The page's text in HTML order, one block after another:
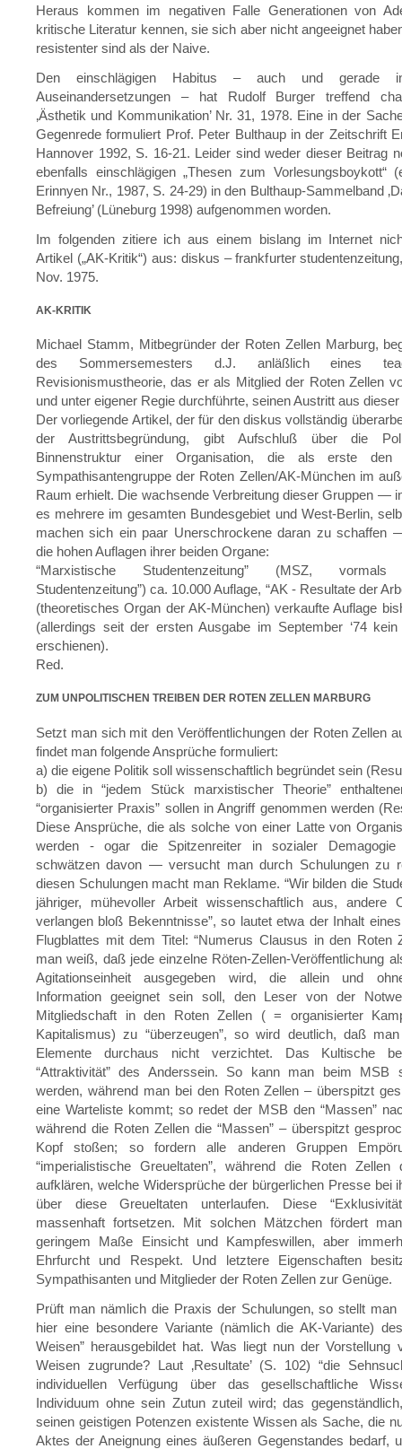
Heraus kommen im negativen Falle Generationen von
kritische Literatur kennen, sie sich aber nicht angeeignet
resistenter sind als der Naive.
Den einschlägigen Habitus – auch und gerade
Auseinandersetzungen – hat Rudolf Burger treffend
‚Ästhetik und Kommunikation’ Nr. 31, 1978. Eine in der
Gegenrede formuliert Prof. Peter Bulthaup in der Zeitschrift
Hannover 1992, S. 16-21. Leider sind weder dieser Beitrag
ebenfalls einschlägigen „Thesen zum Vorlesungsboykott“
Erinnyen Nr., 1987, S. 24-29) in den Bulthaup-Sammelband
Befreiung’ (Lüneburg 1998) aufgenommen worden.
Im folgenden zitiere ich aus einem bislang im Internet
Artikel („AK-Kritik“) aus: diskus – frankfurter
Nov. 1975.
AK-KRITIK
Michael Stamm, Mitbegründer der Roten Zellen Marburg,
des Sommersemesters d.J. anläßlich eines
Revisionismustheorie, das er als Mitglied der Roten Zellen
und unter eigener Regie durchführte, seinen Austritt aus
Der vorliegende Artikel, der für den diskus vollständig
der Austrittsbegründung, gibt Aufschluß über die
Binnenstruktur einer Organisation, die als erste den
Sympathisantengruppe der Roten Zellen/AK-München im
Raum erhielt. Die wachsende Verbreitung dieser Gruppen —
es mehrere im gesamten Bundesgebiet und West-Berlin,
machen sich ein paar Unerschrockene daran zu schaffen
die hohen Auflagen ihrer beiden Organe:
“Marxistische Studentenzeitung” (MSZ, vormals
Studentenzeitung”) ca. 10.000 Auflage, “AK - Resultate der
(theoretisches Organ der AK-München) verkaufte Auflage
(allerdings seit der ersten Ausgabe im September ‘74
erschienen).
Red.
ZUM UNPOLITISCHEN TREIBEN DER ROTEN ZELLEN MARBURG
Setzt man sich mit den Veröffentlichungen der Roten Zellen
findet man folgende Ansprüche formuliert:
a) die eigene Politik soll wissenschaftlich begründet sein
b) die in “jedem Stück marxistischer Theorie”
“organisierter Praxis” sollen in Angriff genommen werden
Diese Ansprüche, die als solche von einer Latte von
werden - ogar die Spitzenreiter in sozialer
schwätzen davon — versucht man durch Schulungen zu
diesen Schulungen macht man Reklame. “Wir bilden die
jähriger, mühevoller Arbeit wissenschaftlich aus, andere
verlangen bloß Bekenntnisse”, so lautet etwa der Inhalt
Flugblattes mit dem Titel: “Numerus Clausus in den Roten
man weiß, daß jede einzelne Röten-Zellen-Veröffentlichung
Agitationseinheit ausgegeben wird, die allein und
Information geeignet sein soll, den Leser von der
Mitgliedschaft in den Roten Zellen ( = organisierter
Kapitalismus) zu “überzeugen”, so wird deutlich, daß
Elemente durchaus nicht verzichtet. Das Kultische
“Attraktivität” des Anderssein. So kann man beim MSB
werden, während man bei den Roten Zellen – überspitzt
eine Warteliste kommt; so redet der MSB den “Massen”
während die Roten Zellen die “Massen” – überspitzt
Kopf stoßen; so fordern alle anderen Gruppen
“imperialistische Greueltaten”, während die Roten Zellen
aufklären, welche Widersprüche der bürgerlichen Presse bei
über diese Greueltaten unterlaufen. Diese
massenhaft fortsetzen. Mit solchen Mätzchen fördert
geringem Maße Einsicht und Kampfeswillen, aber
Ehrfurcht und Respekt. Und letztere Eigenschaften
Sympathisanten und Mitglieder der Roten Zellen zur Genüge.
Prüft man nämlich die Praxis der Schulungen, so stellt
hier eine besondere Variante (nämlich die AK-Variante)
Weisen” herausgebildet hat. Was liegt nun der Vorstellung
Weisen zugrunde? Laut ‚Resultate’ (S. 102) “die
individuellen Verfügung über das gesellschaftliche
Individuum ohne sein Zutun zuteil wird; das
seinen geistigen Potenzen existente Wissen als Sache, die
Aktes der Aneignung eines äußeren Gegenstandes bedarf,